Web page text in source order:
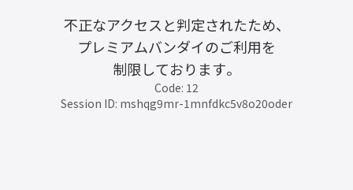
不正なアクセスと判定されたため、
プレミアムバンダイのご利用を
制限しております。
Code: 12
Session ID: mshqg9mr-1mnfdkc5v8o20oder